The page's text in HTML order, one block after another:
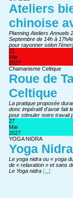
Ateliers
chinoise
Planning Ateliers Annuels
Septembre de 14h à
pour rayonner selon
21
Mar
2027
Chamanisme Celtique
Roue de
Celtique
La pratique proposée
donc impératif d'avoir fait
pour stimuler notre travail
27
Mar
2027
YOGA NIDRA
Yoga Nidra
Le yoga nidra ou « yoga
de « relaxation » et sans
Le Yoga nidra [...]